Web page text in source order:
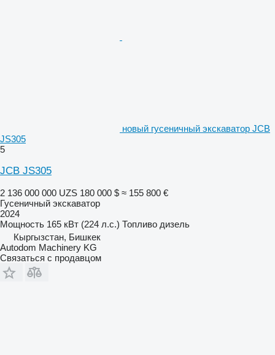
новый гусеничный экскаватор JCB
JS305
5
JCB JS305
2 136 000 000 UZS 180 000 $ ≈ 155 800 €
Гусеничный экскаватор
2024
Мощность 165 кВт (224 л.с.) Топливо дизель
Кыргызстан, Бишкек
Autodom Machinery KG
Связаться с продавцом